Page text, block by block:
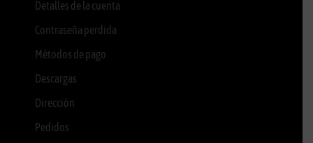
Detalles de la cuenta
Contraseña perdida
Métodos de pago
Descargas
Dirección
Pedidos